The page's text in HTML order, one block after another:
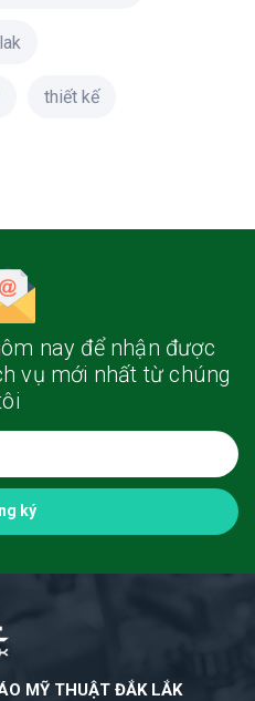
thiết kế
nay để nhận được
vụ mới nhất từ chúng
ký
MỸ THUẬT ĐẮK LẮK